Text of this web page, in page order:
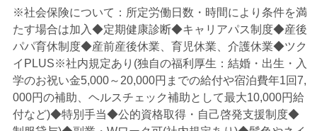
※社会保険について：所定労働日数・時間により条件を満
たす場合は加入◆定期健康診断◆キャリアパス制度◆産後
パパ育休制度◆産前産後休業、育児休業、介護休業◆ツク
イPLUS※社内規定あり(独自の福利厚生：結婚・出生・入
学のお祝い金5,000～20,000円までの給付や宿泊費年1回7,
000円の補助、ヘルスチェック補助として最大10,000円給
付など)◆特別手当◆公的資格取得・自己啓発支援制度◆